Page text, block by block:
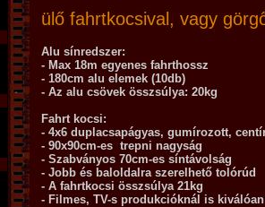
ülő fahrtkocsival, vagy
Alu sínredszer:
- Max 18m egyenes fahrthossz
- 180cm alu elemek (10db)
- Az alu csövek összsúlya: 20kg
Fahrt kocsi:
- 4x6 duplacsapágyas, gumírozott,
- 90x90cm-es trepni nagyság
- Szabványos 70cm-es síntávolság
- Jobb és baloldalra szerelhető tolórúd
- A fahrtkocsi összsúlya 21kg
- Filmes, TV-s produkcióknál is